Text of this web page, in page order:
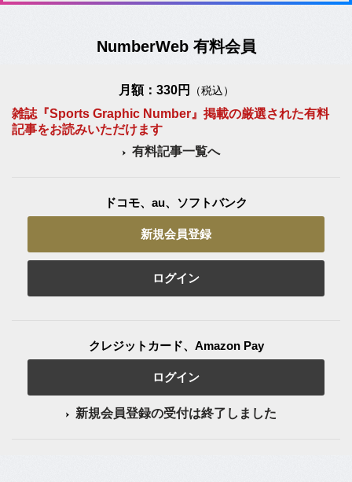
NumberWeb 有料会員
月額：330円 （税込）
雑誌『Sports Graphic Number』掲載の厳選された有料
記事をお読みいただけます
有料記事一覧へ
ドコモ、au、ソフトバンク
新規会員登録
ログイン
クレジットカード、Amazon Pay
ログイン
新規会員登録の受付は終了しました